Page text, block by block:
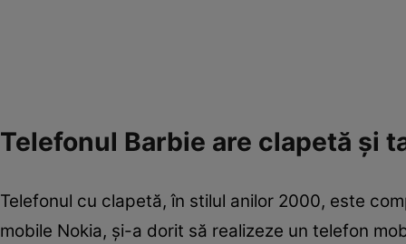
Telefonul Barbie are clapetă și
Telefonul cu clapetă, în stilul anilor 2000, este
mobile Nokia, și-a dorit să realizeze un telefon